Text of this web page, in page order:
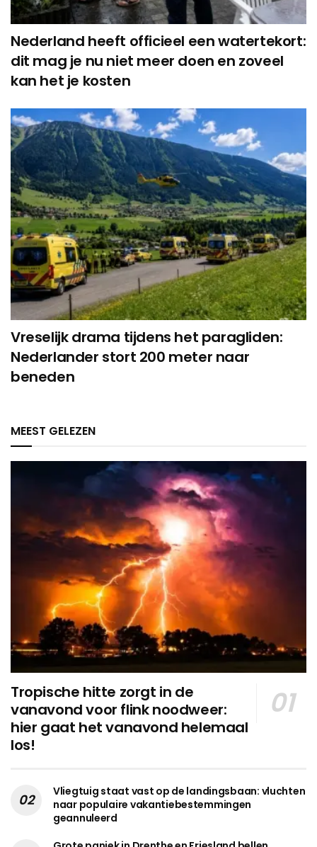
Nederland heeft officieel een watertekort:
dit mag je nu niet meer doen en zoveel
kan het je kosten
Vreselijk drama tijdens het paragliden:
Nederlander stort 200 meter naar
beneden
MEEST GELEZEN
Tropische hitte zorgt in de
vanavond voor flink noodweer:
hier gaat het vanavond helemaal
los!
Vliegtuig staat vast op de landingsbaan: vluchten
naar populaire vakantiebestemmingen
geannuleerd